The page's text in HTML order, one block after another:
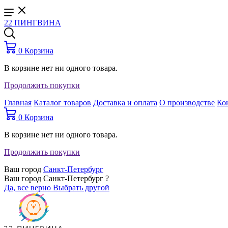
22 ПИНГВИНА
0 Корзина
В корзине нет ни одного товара.
Продолжить покупки
Главная Каталог товаров Доставка и оплата О производстве
0 Корзина
В корзине нет ни одного товара.
Продолжить покупки
Ваш город Санкт-Петербург
Ваш город Санкт-Петербург ?
Да, все верно Выбрать другой